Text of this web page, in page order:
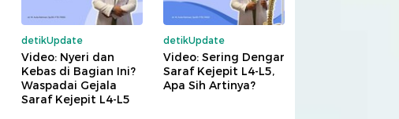
detikUpdate
Video: Nyeri dan
Kebas di Bagian Ini?
Waspadai Gejala
Saraf Kejepit L4-L5
detikUpdate
Video: Sering Dengar
Saraf Kejepit L4-L5,
Apa Sih Artinya?